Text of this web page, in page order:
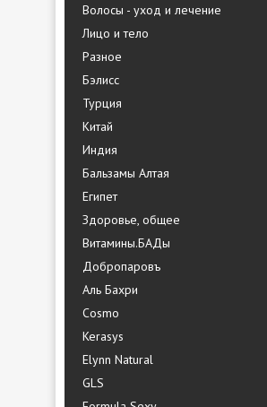
Волосы - уход и лечение
Лицо и тело
Разное
Бэлисс
Турция
Китай
Индия
Бальзамы Алтая
Египет
Здоровье, общее
Витамины.БАДы
Добропаровъ
Аль Бахри
Cosmo
Kerasys
Elynn Natural
GLS